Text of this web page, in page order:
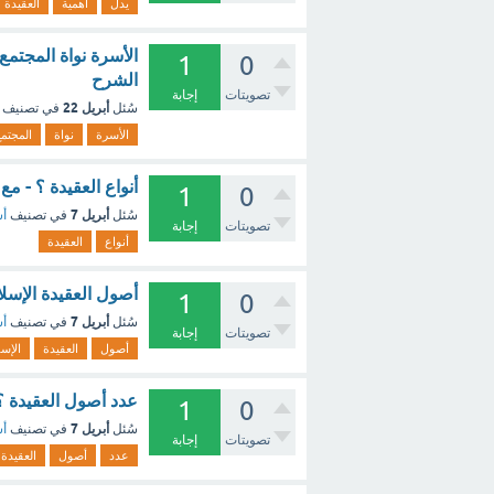
يدل أهمية العقيدة
0
تصويتات
1
إجابة
الأسرة نواة
الشرح
سُئل أبريل 22 في تصنيف
الأسرة نواة
0
تصويتات
1
إجابة
أنواع العقيدة ؟ -
سُئل أبريل 7 في تصنيف
أنواع العقيدة
0
تصويتات
1
إجابة
أصول العقيدة
سُئل أبريل 7 في تصنيف
أصول العقيدة
0
تصويتات
1
إجابة
عدد أصول
سُئل أبريل 7 في تصنيف
عدد أصول العقيدة